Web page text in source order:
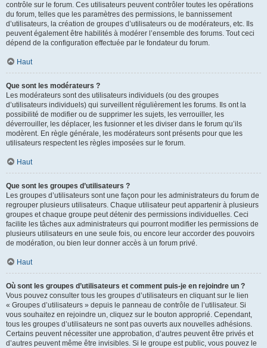
contrôle sur le forum. Ces utilisateurs peuvent contrôler toutes les opérations
du forum, telles que les paramètres des permissions, le bannissement
d’utilisateurs, la création de groupes d’utilisateurs ou de modérateurs, etc. Ils
peuvent également être habilités à modérer l’ensemble des forums. Tout ceci
dépend de la configuration effectuée par le fondateur du forum.
Haut
Que sont les modérateurs ?
Les modérateurs sont des utilisateurs individuels (ou des groupes
d’utilisateurs individuels) qui surveillent régulièrement les forums. Ils ont la
possibilité de modifier ou de supprimer les sujets, les verrouiller, les
déverrouiller, les déplacer, les fusionner et les diviser dans le forum qu’ils
modèrent. En règle générale, les modérateurs sont présents pour que les
utilisateurs respectent les règles imposées sur le forum.
Haut
Que sont les groupes d’utilisateurs ?
Les groupes d’utilisateurs sont une façon pour les administrateurs du forum de
regrouper plusieurs utilisateurs. Chaque utilisateur peut appartenir à plusieurs
groupes et chaque groupe peut détenir des permissions individuelles. Ceci
facilite les tâches aux administrateurs qui pourront modifier les permissions de
plusieurs utilisateurs en une seule fois, ou encore leur accorder des pouvoirs
de modération, ou bien leur donner accès à un forum privé.
Haut
Où sont les groupes d’utilisateurs et comment puis-je en rejoindre un ?
Vous pouvez consulter tous les groupes d’utilisateurs en cliquant sur le lien
« Groupes d’utilisateurs » depuis le panneau de contrôle de l’utilisateur. Si
vous souhaitez en rejoindre un, cliquez sur le bouton approprié. Cependant,
tous les groupes d’utilisateurs ne sont pas ouverts aux nouvelles adhésions.
Certains peuvent nécessiter une approbation, d’autres peuvent être privés et
d’autres peuvent même être invisibles. Si le groupe est public, vous pouvez le